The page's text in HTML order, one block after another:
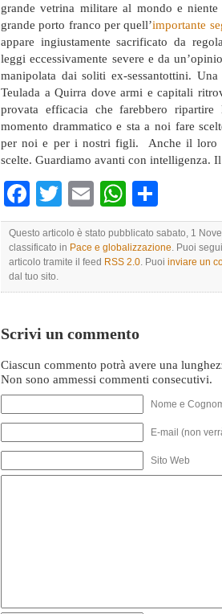
grande vetrina militare al mondo e
grande porto franco per quell’importante
appare ingiustamente sacrificato da
leggi eccessivamente severe e da
manipolata dai soliti ex-sessantottini.
Teulada a Quirra dove armi e capitali
provata efficacia che farebbero ripartire
momento drammatico e sta a noi fare
per noi e per i nostri figli. Anche il loro
scelte. Guardiamo avanti con intelligenza.
Facebook
TwitterEmailWhatsApp
Questo articolo è stato pubblicato sabato, 1
classificato in Pace e globalizzazione. Puoi
articolo tramite il feed RSS 2.0. Puoi inviare un
dal tuo sito.
Scrivi un commento
Ciascun commento potrà avere una
Non sono ammessi commenti consecutivi.
Nome e
E-mail (non
Sito Web